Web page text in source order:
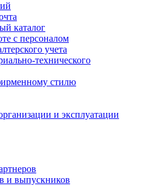
каталог
с персоналом
учета
технического
стилю
и эксплуатации
и выпускников